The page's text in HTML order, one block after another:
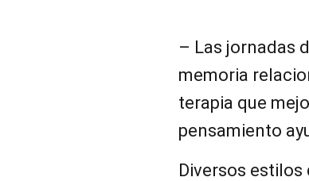
– Las jornadas
memoria
terapia que
pensamiento
Diversos